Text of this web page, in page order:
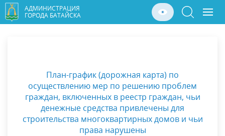
АДМИНИСТРАЦИЯ
ГОРОДА БАТАЙСКА
План-график (дорожная карта) по
осуществлению мер по решению проблем
граждан, включенных в реестр граждан, чьи
денежные средства привлечены для
строительства многоквартирных домов и чьи
права нарушены